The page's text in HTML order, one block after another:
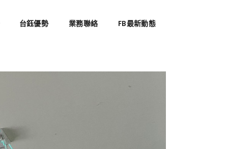
台鈺優勢 業務聯絡 FB最新動態